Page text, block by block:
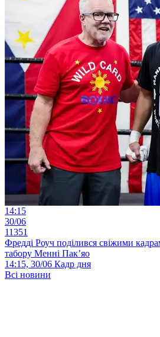
14:15
30/06
11351
Фредді Роуч поділився свіжими
табору Менні Пак’яо
14:15, 30/06 Кадр дня
Всі новини